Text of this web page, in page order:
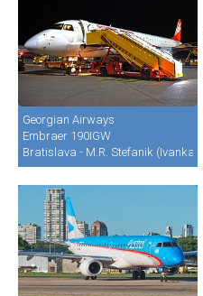
Georgian Airways
Embraer 190IGW
Bratislava - M.R. Stefanik (Ivanka)